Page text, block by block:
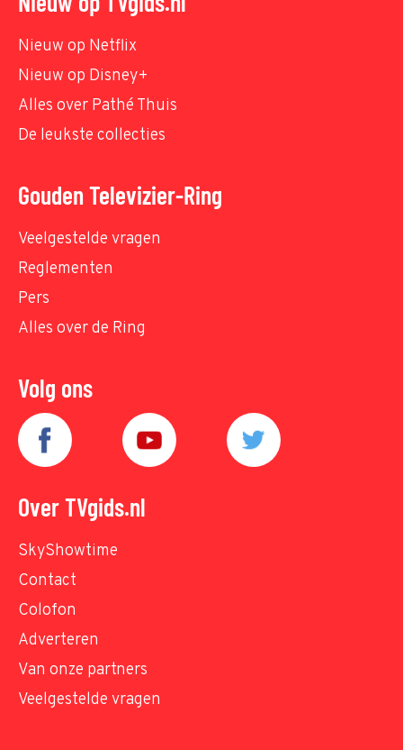
Nieuw op Netflix
Nieuw op Disney+
Alles over Pathé Thuis
De leukste collecties
Gouden Televizier-Ring
Veelgestelde vragen
Reglementen
Pers
Alles over de Ring
Volg ons
Over TVgids.nl
SkyShowtime
Contact
Colofon
Adverteren
Van onze partners
Veelgestelde vragen